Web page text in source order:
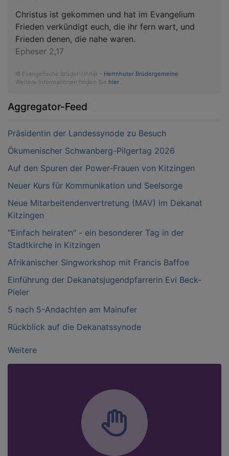
Christus ist gekommen und hat im Evangelium
Frieden verkündigt euch, die ihr fern wart, und
Frieden denen, die nahe waren.
Epheser 2,17
© Evangelische Brüder-Unität – Herrnhuter Brüdergemeine
Weitere Informationen finden Sie hier .
Aggregator-Feed
Präsidentin der Landessynode zu Besuch
Ökumenischer Schwanberg-Pilgertag 2026
Auf den Spuren der Power-Frauen von Kitzingen
Neuer Kurs für Kommunikation und Seelsorge
Neue Mitarbeitendenvertretung (MAV) im Dekanat
Kitzingen
"Einfach heiraten" - ein besonderer Tag in der
Stadtkirche in Kitzingen
Afrikanischer Singworkshop mit Francis Baffoe
Einführung der Dekanatsjugendpfarrerin Evi Beck-
Pieler
5 nach 5-Andachten am Mainufer
Rückblick auf die Dekanatssynode
Weitere